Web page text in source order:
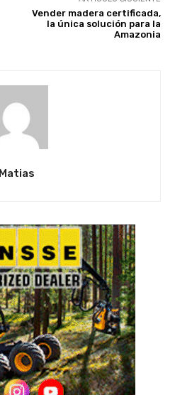
Vender madera certificada,
la única solución para la
Amazonia
Matias